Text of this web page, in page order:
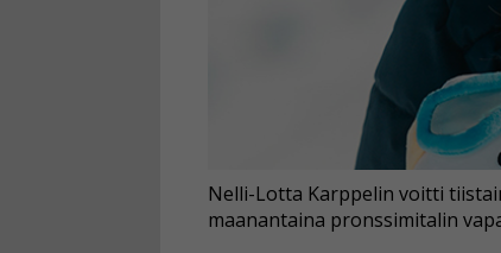
Nelli-Lotta Karppelin voitti
maanantaina pronssimitalin